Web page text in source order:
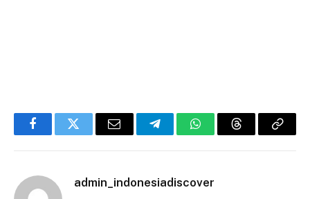
FacebookTwitter Email TelegramWhatsAppThreadsCopy
admin_indonesiadiscover